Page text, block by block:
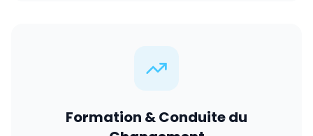
Formation & Conduite du